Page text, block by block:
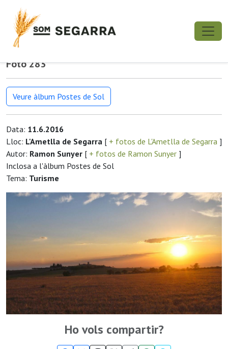
Foto 283
Veure àlbum Postes de Sol
Data: 11.6.2016
Lloc: L'Ametlla de Segarra [ + fotos de L'Ametlla de Segarra ]
Autor: Ramon Sunyer [ + fotos de Ramon Sunyer ]
Inclosa a l'àlbum Postes de Sol
Tema: Turisme
Ho vols compartir?